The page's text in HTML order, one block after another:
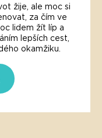
žije, ale moc si
za čím ve
lidem žít líp a
lepších cest,
okamžiku.